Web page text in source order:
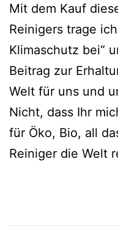
Mit dem Kauf
Reinigers tra­ge
Klimaschutz bei“
Beitrag zur
Welt für uns und
Nicht, dass Ihr
für Öko, Bio, all
Reiniger die Welt